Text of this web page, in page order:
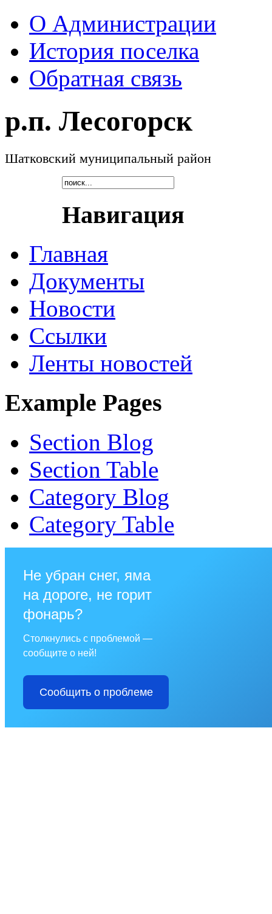
О Администрации
История поселка
Обратная связь
р.п. Лесогорск
Шатковский муниципальный район
Навигация
Главная
Документы
Новости
Ссылки
Ленты новостей
Example Pages
Section Blog
Section Table
Category Blog
Category Table
Не убран снег, яма
на дороге, не горит
фонарь?
Столкнулись с проблемой —
сообщите о ней!
Сообщить о проблеме